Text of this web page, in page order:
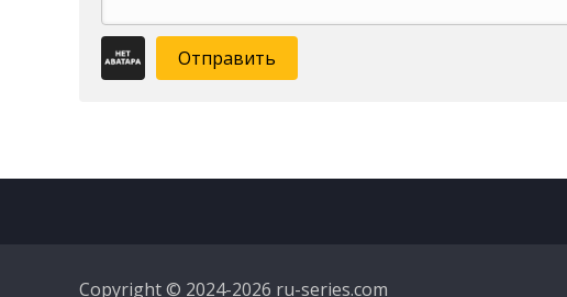
Отправить
Copyright © 2024-2026 ru-series.com